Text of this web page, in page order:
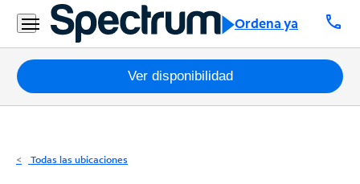
Ordena ya call
Residencial
Business
Paquetes
Internet
Ver disponibilidad
Todas las ubicaciones